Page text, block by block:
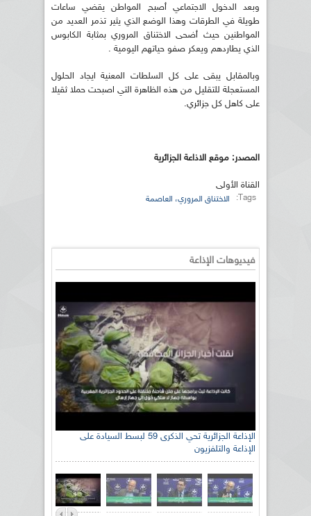
وبعد الدخول الاجتماعي أصبح المواطن يقضي ساعات
طويلة في الطرقات وهذا الوضع الذي يثير تذمر العديد من
المواطنين حيث أضحى الاختناق المروري بمثابة الكابوس
الذي يطاردهم ويعكر صفو حياتهم اليومية .
وبالمقابل يبقى على كل السلطات المعنية ايجاد الحلول
المستعجلة للتقليل من هذه الظاهرة التي اصبحت حملا ثقيلا
على كاهل كل جزائري.
المصدر: موقع الاذاعة الجزائرية
القناة الأولى
Tags: الاختناق المروري، العاصمة
فيديوهات الإذاعة
الإذاعة الجزائرية تحي الذكرى 59 لبسط السيادة على
الإذاعة والتلفزيون